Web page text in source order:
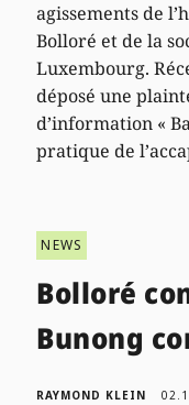
agissements de
Bolloré et de la
Luxembourg.
déposé une
d’information «
pratique de
NEWS
Bolloré
Bunong
RAYMOND KLEIN